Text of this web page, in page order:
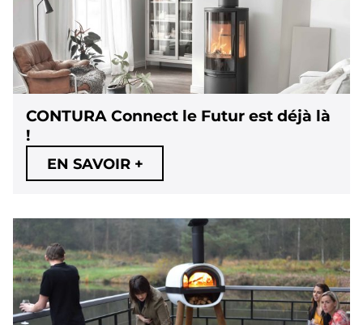
CONTURA Connect le Futur est déjà là
!
EN SAVOIR +